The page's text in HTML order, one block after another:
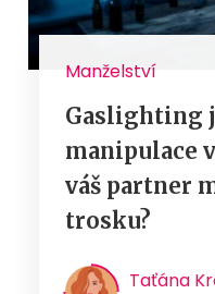
Manželství
Gaslighting
manipulace
váš partner
trosku?
Taťána